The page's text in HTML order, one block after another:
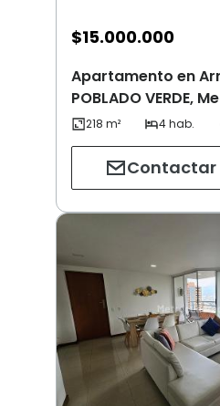
$15.000.000
Apartamento en
POBLADO VERDE,
Contactar